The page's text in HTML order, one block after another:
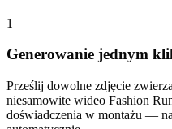
1
Generowanie jednym
Prześlij dowolne zdjęcie
niesamowite wideo Fashion
doświadczenia w montażu —